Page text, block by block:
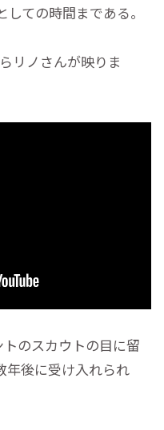
しての時間まである。
リノさんが映りま
のスカウトの目に留
年後に受け入れられ